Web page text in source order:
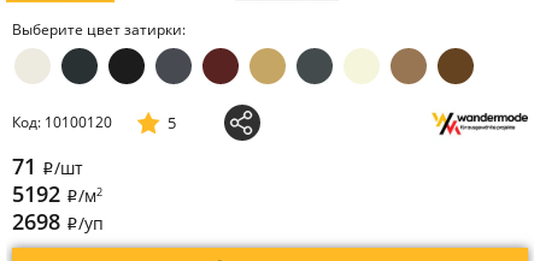
Выберите цвет затирки:
Код: 10100120 5
71 i/шт
5192 i/м2
2698 i/уп